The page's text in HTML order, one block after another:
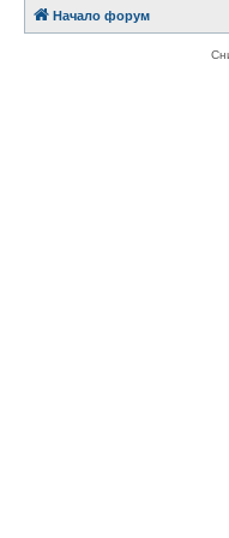
Начало форум